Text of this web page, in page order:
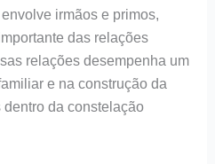
irmãos e primos,
das relações
relações desempenha um
e na construção da
da constelação